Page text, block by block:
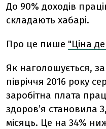
До 90% доходів
складають хабарі.
Про це пише "Ціна
Як наголошується,
півріччя 2016 року
заробітна плата
здоров’я становила
місяць. Це на 34%